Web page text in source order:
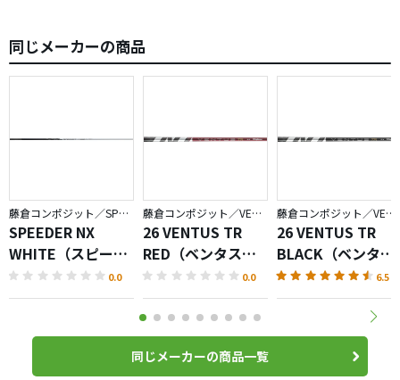
同じメーカーの商品
藤倉コンポジット／SPEEDER NX
SPEEDER NX
WHITE（スピーダ
ーホワイト）シャ
フト
0.0
藤倉コンポジット／VENTUS
26 VENTUS TR
RED（ベンタスレ
ッド）
0.0
藤倉コンポジット／VENTUS
26 VENTUS TR
BLACK（ベンタス
ブラック）
6.5
同じメーカーの商品一覧